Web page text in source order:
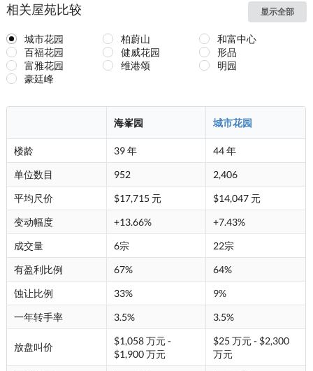
相关屋苑比较 显示全部
城市花园 柏蔚山
和富中心
百福花园
健威花园
形品
富雅花园
维港颂
明园
豪廷峰
海峯园 城市花园
楼龄 39 年
44 年
单位数目
952
2,406
平均尺价
$17,715 元
$14,047 元
变动幅度
+13.66%
+7.43%
成交量
6宗
22宗
有盈利比例
67%
64%
蚀让比例
33%
9%
一年转手率
3.5% 3.5%
放盘叫价
$1,058 万元 -
$1,900 万元
$25 万元 - $2,300
万元